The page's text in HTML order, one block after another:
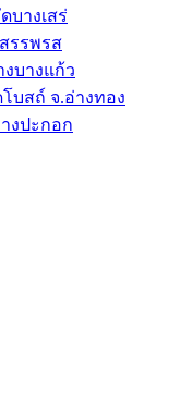
บางเสร่
รรพรส
บางแก้ว
บสถ์ จ.อ่างทอง
งปะกอก